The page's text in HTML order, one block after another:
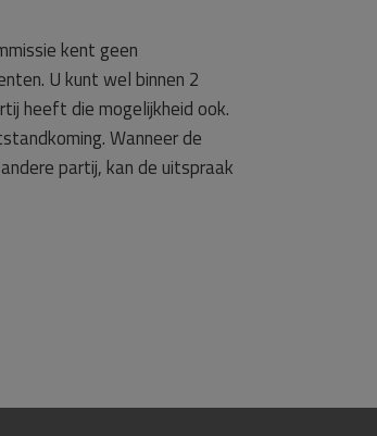
kent geen
U kunt wel binnen 2
heeft die mogelijkheid ook.
Wanneer de
partij, kan de uitspraak